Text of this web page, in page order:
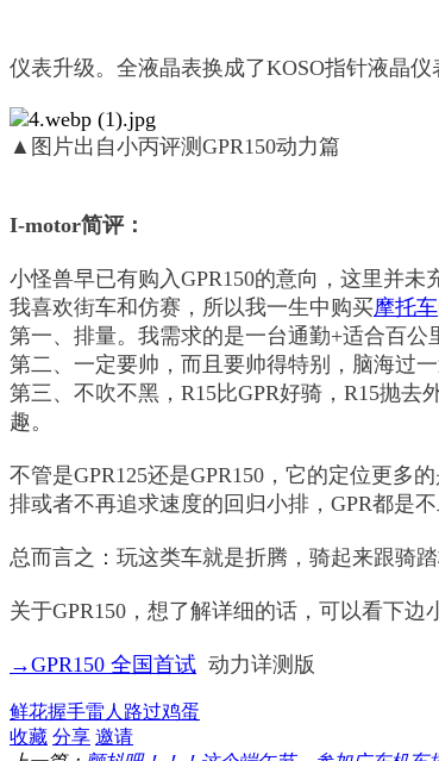
仪表升级。全液晶表换成了KOSO指针液晶
▲图片出自小丙评测GPR150动力篇
I-motor简评：
小怪兽早已有购入GPR150的意向，这里并未
我喜欢街车和仿赛，所以我一生中购买摩托车
第一、排量。我需求的是一台通勤+适合百
第二、一定要帅，而且要帅得特别，脑海过
第三、不吹不黑，R15比GPR好骑，R15抛
趣。
不管是GPR125还是GPR150，它的定位更
排或者不再追求速度的回归小排，GPR都是不
总而言之：玩这类车就是折腾，骑起来跟骑
关于GPR150，想了解详细的话，可以看下边
→GPR150 全国首试 动力详测版
鲜花握手雷人 路过鸡蛋
收藏 分享 邀请